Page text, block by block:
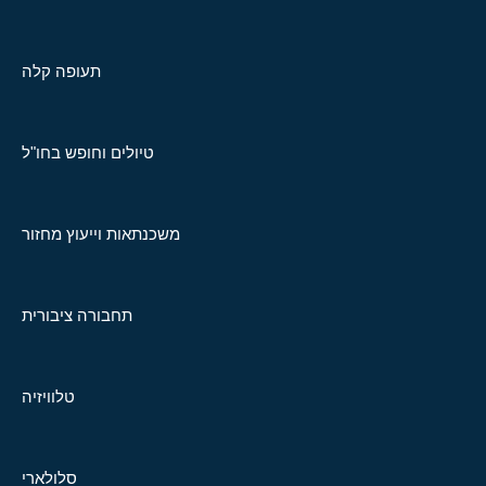
תעופה קלה
טיולים וחופש בחו"ל
משכנתאות וייעוץ מחזור
תחבורה ציבורית
טלוויזיה
סלולארי